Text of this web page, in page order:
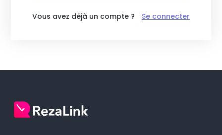
Vous avez déjà un compte ? Se connecter